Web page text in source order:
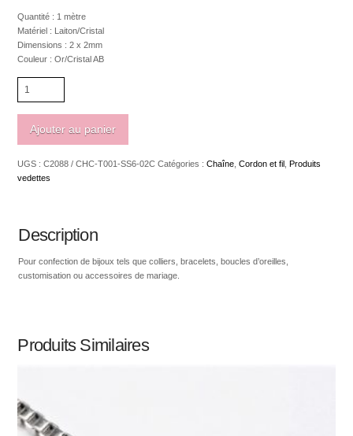
Quantité : 1 mètre
Matériel : Laiton/Cristal
Dimensions : 2 x 2mm
Couleur : Or/Cristal AB
AB
2
Ajouter au panier
UGS :C2088 / CHC-T001-SS6-02C Catégories :Chaîne ,Cordon et fil ,Produits
vedettes
Description
Pour confection de bijoux tels que colliers, bracelets, boucles d’oreilles,
customisation ou accessoires de mariage.
Produits Similaires